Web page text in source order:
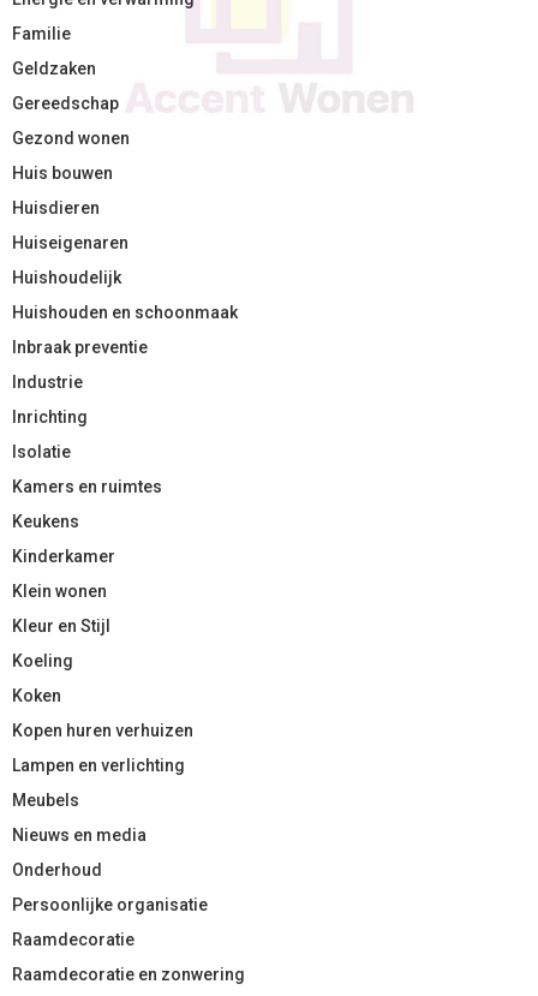
Familie
Geldzaken
Gereedschap
Gezond wonen
Huis bouwen
Huisdieren
Huiseigenaren
Huishoudelijk
Huishouden en schoonmaak
Inbraak preventie
Industrie
Inrichting
Isolatie
Kamers en ruimtes
Keukens
Kinderkamer
Klein wonen
Kleur en Stijl
Koeling
Koken
Kopen huren verhuizen
Lampen en verlichting
Meubels
Nieuws en media
Onderhoud
Persoonlijke organisatie
Raamdecoratie
Raamdecoratie en zonwering